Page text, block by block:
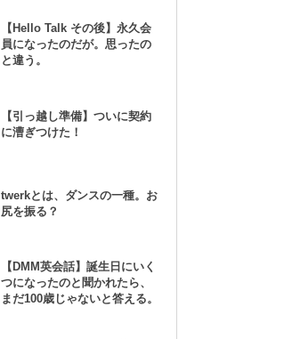
【Hello Talk その後】永久会
員になったのだが。思ったの
と違う。
【引っ越し準備】ついに契約
に漕ぎつけた！
twerkとは、ダンスの一種。お
尻を振る？
【DMM英会話】誕生日にいく
つになったのと聞かれたら、
まだ100歳じゃないと答える。